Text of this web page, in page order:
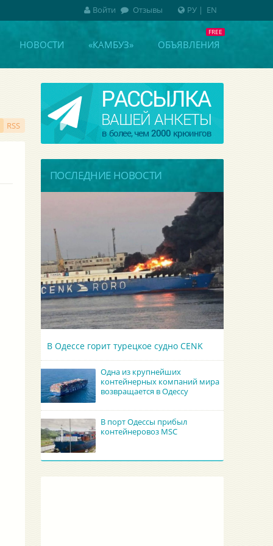
НОВОСТИ «КАМБУЗ» ОБЪЯВЛЕНИЯ
RSS
ПОСЛЕДНИЕ НОВОСТИ
В Одессе горит турецкое судно CENK
Одна из крупнейших
контейнерных компаний мира
возвращается в Одессу
В порт Одессы прибыл
контейнеровоз MSC
РУ| EN
Войти Отзывы